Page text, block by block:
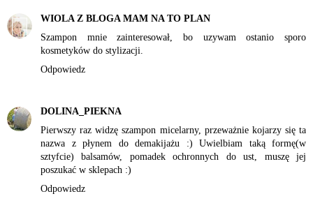
WIOLA Z BLOGA MAM NA TO PLAN
Szampon mnie zainteresował, bo uzywam ostanio sporo
kosmetyków do stylizacji.
Odpowiedz
DOLINA_PIEKNA
Pierwszy raz widzę szampon micelarny, przeważnie kojarzy się ta
nazwa z płynem do demakijażu :) Uwielbiam taką formę(w
sztyfcie) balsamów, pomadek ochronnych do ust, muszę jej
poszukać w sklepach :)
Odpowiedz